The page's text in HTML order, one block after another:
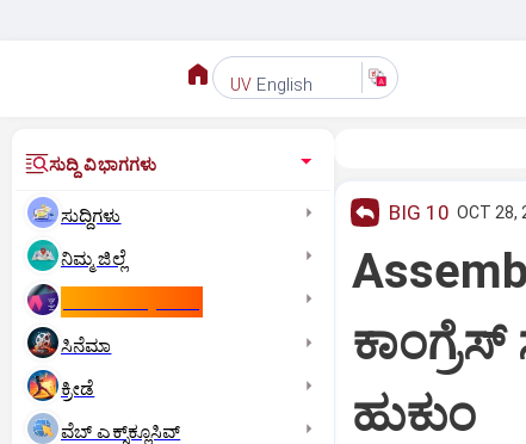
UV English
ಸುದ್ದಿ ವಿಭಾಗಗಳು
ಸುದ್ದಿಗಳು
ನಿಮ್ಮ ಜಿಲ್ಲೆ
ಸಿನೆಮಾ
ಕ್ರೀಡೆ
ವೆಬ್ ಎಕ್ಸ್‌ಕ್ಲೂಸಿವ್
BIG 10 OCT 28,
ಹುಕುಂ